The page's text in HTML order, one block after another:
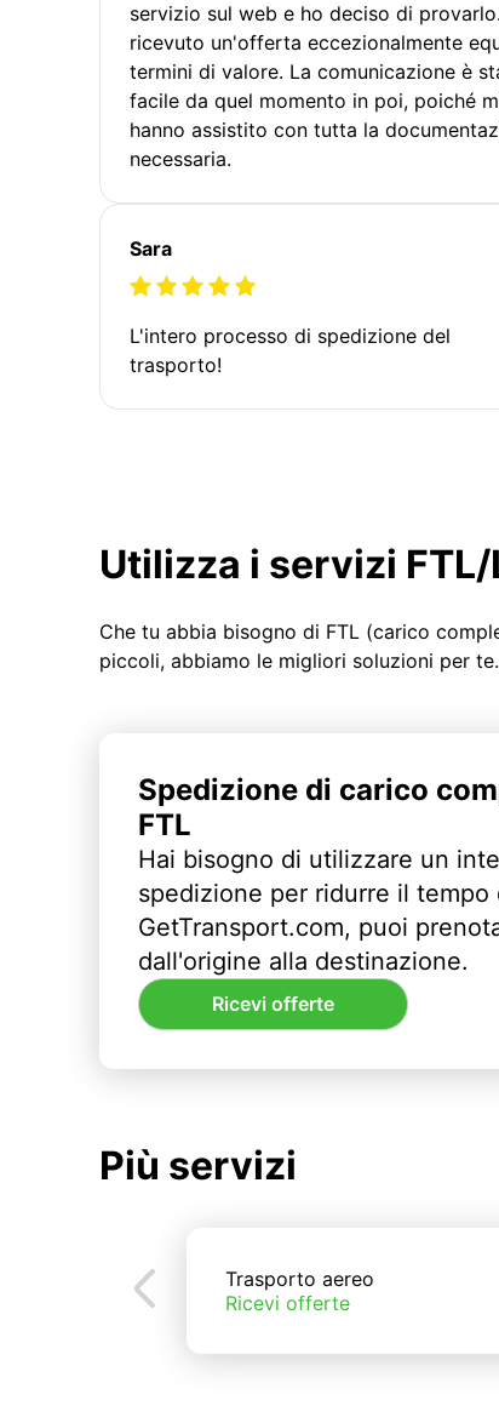
servizio sul web e ho deciso di
ricevuto un'offerta eccezionalmente
termini di valore. La comunicazione è
facile da quel momento in poi, poiché
hanno assistito con tutta la
necessaria.
Sara
L'intero processo di spedizione del
trasporto!
Utilizza i servizi
Che tu abbia bisogno di FTL (carico
piccoli, abbiamo le migliori soluzioni per te.
Spedizione di carico
FTL
Hai bisogno di utilizzare un
spedizione per ridurre il tempo
GetTransport.com, puoi
dall'origine alla destinazione.
Ricevi offerte
Più servizi
Trasporto aereo
Ricevi offerte